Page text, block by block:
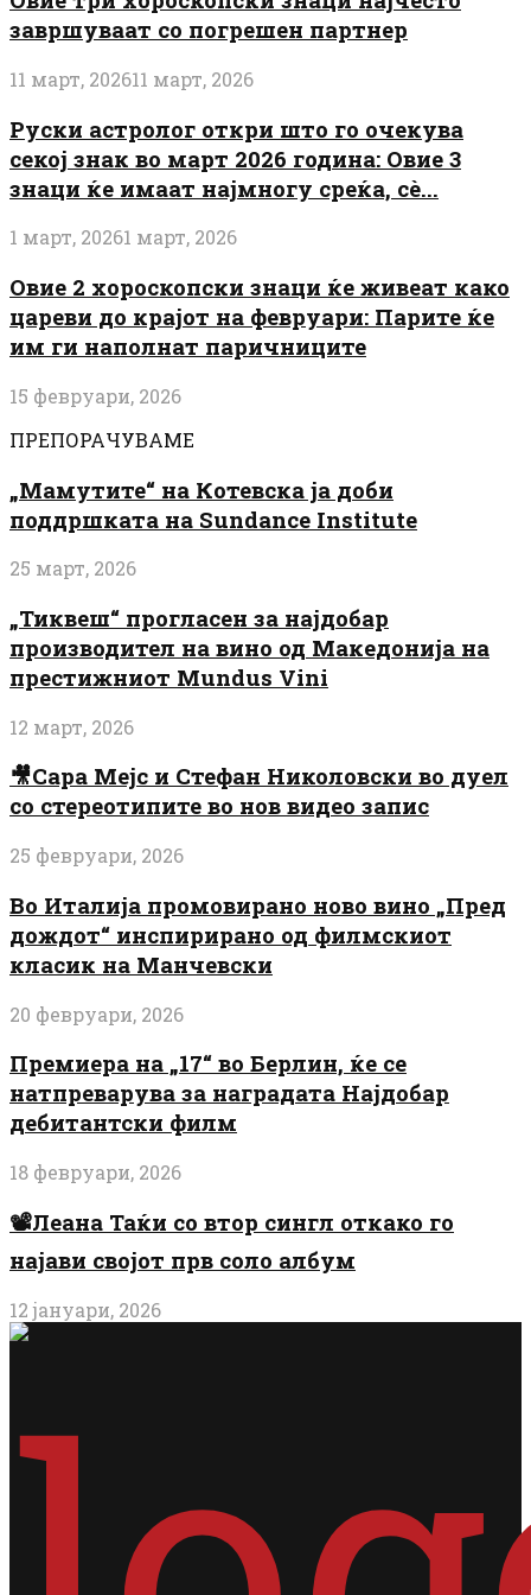
завршуваат со погрешен партнер
11 март, 202611 март, 2026
Руски астролог откри што го очекува
секој знак во март 2026 година: Овие 3
знаци ќе имаат најмногу среќа, сè...
1 март, 20261 март, 2026
Овие 2 хороскопски знаци ќе живеат како
цареви до крајот на февруари: Парите ќе
им ги наполнат паричниците
15 февруари, 2026
ПРЕПОРАЧУВАМЕ
„Мамутите“ на Котевска ја доби
поддршката на Sundance Institute
25 март, 2026
„Тиквеш“ прогласен за најдобар
производител на вино од Македонија на
престижниот Mundus Vini
12 март, 2026
🎥Сара Мејс и Стефан Николовски во дуел
со стереотипите во нов видео запис
25 февруари, 2026
Во Италија промовирано ново вино „Пред
дождот“ инспирирано од филмскиот
класик на Манчевски
20 февруари, 2026
Премиера на „17“ во Берлин, ќе се
натпреварува за наградата Најдобар
дебитантски филм
18 февруари, 2026
📽️Леана Таќи со втор сингл откако го
најави својот прв соло албум
12 јануари, 2026